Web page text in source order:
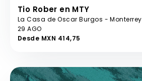
Tio Rober en MTY
La Casa de Oscar Burgos - Monterrey
29 AGO
Desde MXN 414,75